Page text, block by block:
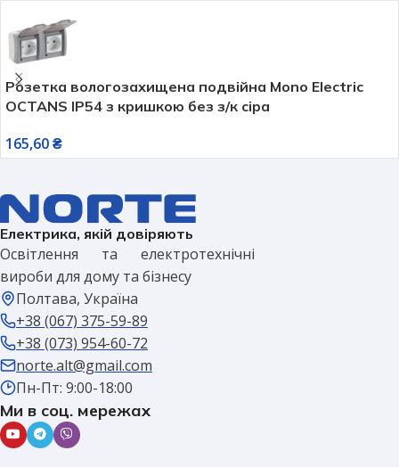
Розетка вологозахищена подвійна Mono Electric
OCTANS IP54 з кришкою без з/к сіра
165,60₴
Електрика, якій довіряють
Освітлення та електротехнічні
вироби для дому та бізнесу
Полтава, Україна
+38 (067) 375-59-89
+38 (073) 954-60-72
norte.alt@gmail.com
Пн-Пт: 9:00-18:00
Ми в соц. мережах